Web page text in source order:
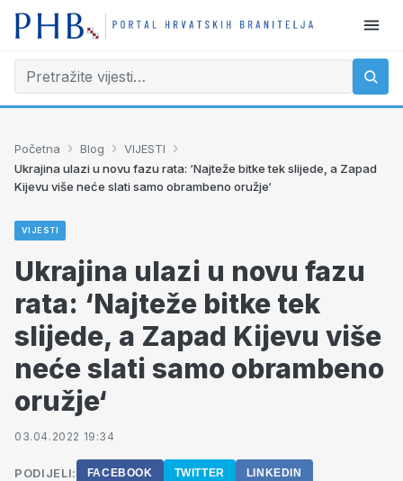
Početna › Blog › VIJESTI ›
Ukrajina ulazi u novu fazu rata: ‘Najteže bitke tek slijede, a Zapad
Kijevu više neće slati samo obrambeno oružje‘
VIJESTI
Ukrajina ulazi u novu fazu
rata: ‘Najteže bitke tek
slijede, a Zapad Kijevu više
neće slati samo obrambeno
oružje‘
03.04.2022 19:34
PODIJELI: FACEBOOK TWITTER LINKEDIN